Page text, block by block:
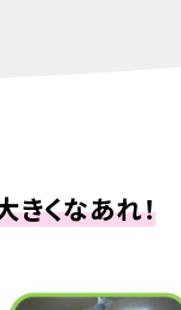
きくなあれ！